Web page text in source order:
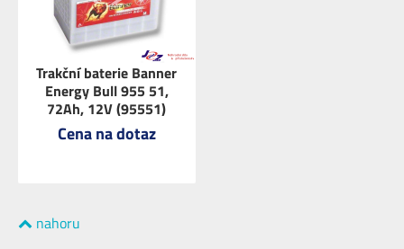
Trakční baterie Banner
Energy Bull 955 51,
72Ah, 12V (95551)
Cena na dotaz
nahoru